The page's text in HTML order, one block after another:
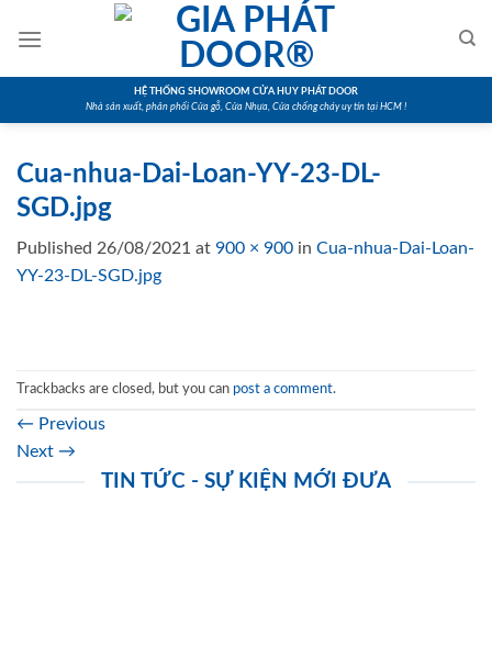
HỆ THỐNG SHOWROOM CỬA HUY PHÁT DOOR
Nhà sản xuất, phân phối Cửa gỗ, Cửa Nhựa, Cửa chống cháy uy tín tại HCM !
Cua-nhua-Dai-Loan-YY-23-DL-
SGD.jpg
Published 26/08/2021 at 900 × 900 in Cua-nhua-Dai-Loan-
YY-23-DL-SGD.jpg
Trackbacks are closed, but you can post a comment.
← Previous
Next →
TIN TỨC - SỰ KIỆN MỚI ĐƯA